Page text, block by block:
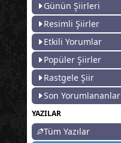
Günün Şiirleri
Resimli Şiirler
Etkili Yorumlar
Popüler Şiirler
Rastgele Şiir
Son Yorumlananlar
YAZILAR
Tüm Yazılar